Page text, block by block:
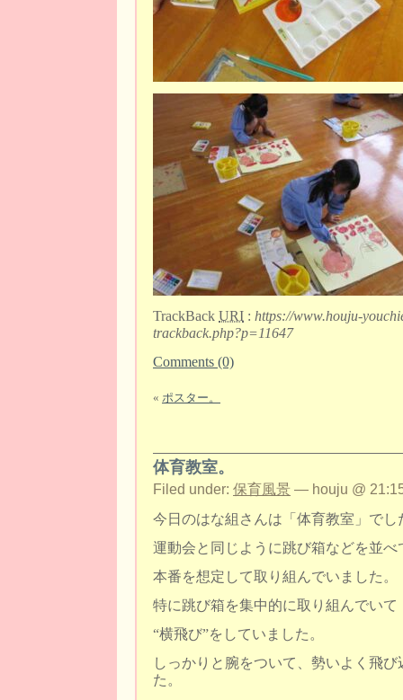
TrackBack URI : https://www.houju-
trackback.php?p=11647
Comments (0)
« ポスター。
体育教室。
Filed under: 保育風景 — houju @
今日のはな組さんは「体育教室」でし
運動会と同じように跳び箱などを並べ
本番を想定して取り組んでいました。
特に跳び箱を集中的に取り組んでいて
“横飛び”をしていました。
しっかりと腕をついて、勢いよく飛
た。